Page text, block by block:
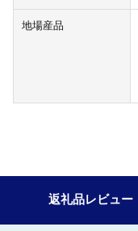
地場産品
返礼品レビュー